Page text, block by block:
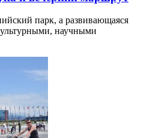
парк, а развивающаяся
научными